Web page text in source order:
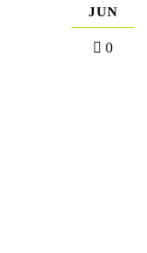
JUN
0